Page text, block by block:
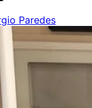
Paredes